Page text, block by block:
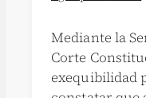
Mediante la
Corte
exequibilidad